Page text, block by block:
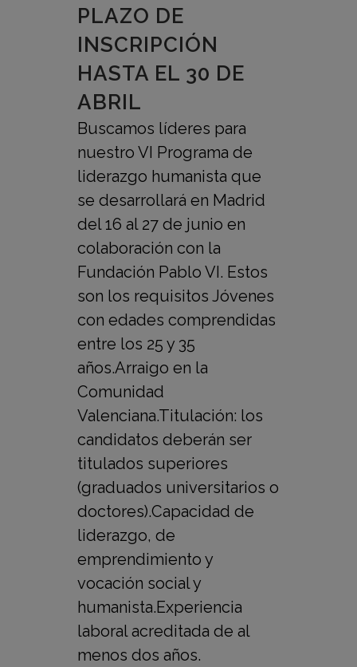
PLAZO DE
INSCRIPCIÓN
HASTA EL 30 DE
ABRIL
Buscamos líderes para
nuestro VI Programa de
liderazgo humanista que
se desarrollará en Madrid
del 16 al 27 de junio en
colaboración con la
Fundación Pablo VI. Estos
son los requisitos Jóvenes
con edades comprendidas
entre los 25 y 35
años.Arraigo en la
Comunidad
Valenciana.Titulación: los
candidatos deberán ser
titulados superiores
(graduados universitarios o
doctores).Capacidad de
liderazgo, de
emprendimiento y
vocación social y
humanista.Experiencia
laboral acreditada de al
menos dos años.